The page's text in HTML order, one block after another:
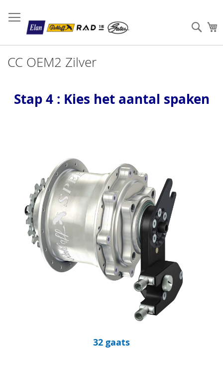
CC OEM2 Zilver
Stap 4 : Kies het aantal spaken
32 gaats